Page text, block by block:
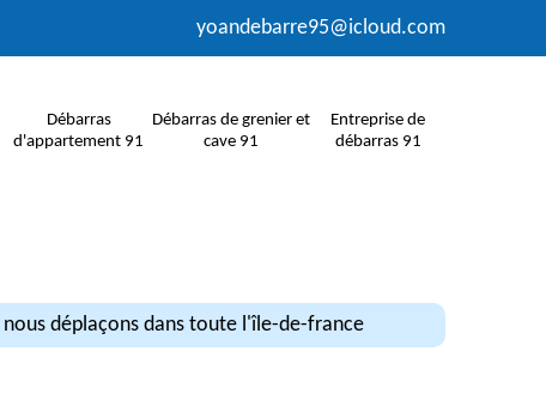
yoandebarre95@icloud.com
Débarras
d'appartement 91
Débarras de grenier et
cave 91
Entreprise de
débarras 91
nous déplaçons dans toute l'île-de-france